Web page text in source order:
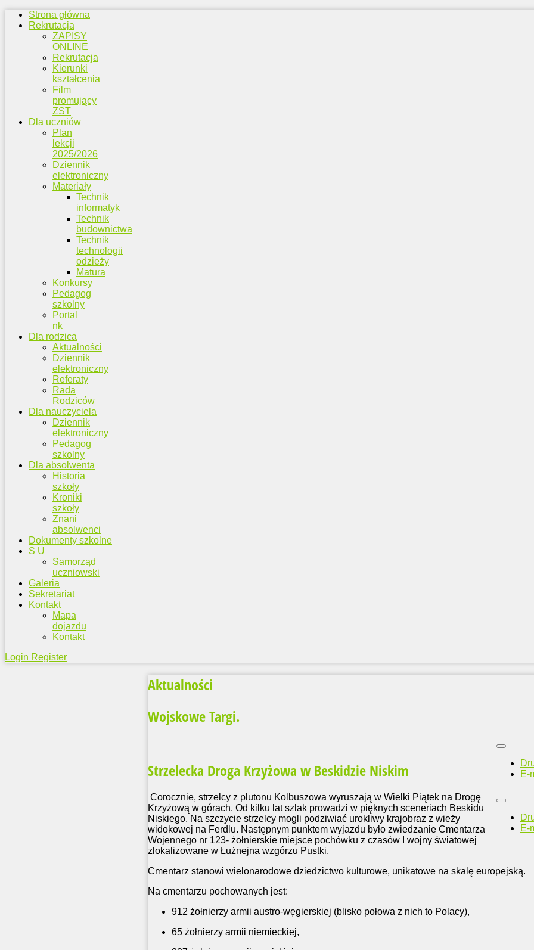
Strona główna
Rekrutacja
ZAPISY
ONLINE
Rekrutacja
Kierunki
kształcenia
Film
promujący
ZST
Dla uczniów
Plan
lekcji
2025/2026
Dziennik
elektroniczny
Materiały
Technik
informatyk
Technik
budownictwa
Technik
technologii
odzieży
Matura
Konkursy
Pedagog
szkolny
Portal
nk
Dla rodzica
Aktualności
Dziennik
elektroniczny
Referaty
Rada
Rodziców
Dla nauczyciela
Dziennik
elektroniczny
Pedagog
szkolny
Dla absolwenta
Historia
szkoły
Kroniki
szkoły
Znani
absolwenci
Dokumenty szkolne
S U
Samorząd
uczniowski
Galeria
Sekretariat
Kontakt
Mapa
dojazdu
Kontakt
Login Register
Aktualności
Wojskowe Targi.
E-
Strzelecka Droga Krzyżowa w Beskidzie Niskim
E-
Corocznie, strzelcy z plutonu Kolbuszowa wyruszają w Wielki Piątek na Drogę
Krzyżową w górach. Od kilku lat szlak prowadzi w pięknych sceneriach Beskidu
Niskiego. Na szczycie strzelcy mogli podziwiać urokliwy krajobraz z wieży
widokowej na Ferdlu. Następnym punktem wyjazdu było zwiedzanie Cmentarza
Wojennego nr 123- żołnierskie miejsce pochówku z czasów I wojny światowej
zlokalizowane w Łużnejna wzgórzu Pustki.
Cmentarz stanowi wielonarodowe dziedzictwo kulturowe, unikatowe na skalę europejską.
Na cmentarzu pochowanych jest:
912 żołnierzy armii austro-węgierskiej (blisko połowa z nich to Polacy),
65 żołnierzy armii niemieckiej,